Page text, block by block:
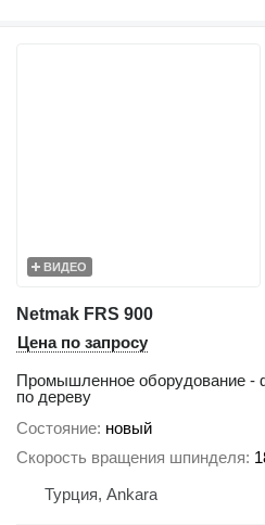
ВИДЕО
Netmak FRS 900
Цена по запросу
Промышленное оборудование -
по дереву
Состояние новый
Скорость вращения шпинделя
Турция, Ankara